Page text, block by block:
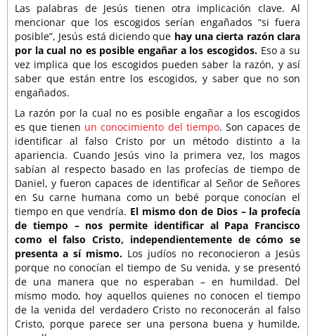
Las palabras de Jesús tienen otra implicación clave. Al
mencionar que los escogidos serían engañados “si fuera
posible”, Jesús está diciendo que hay una cierta razón clara
por la cual no es posible engañar a los escogidos. Eso a su
vez implica que los escogidos pueden saber la razón, y así
saber que están entre los escogidos, y saber que no son
engañados.
La razón por la cual no es posible engañar a los escogidos
es que tienen un conocimiento del tiempo. Son capaces de
identificar al falso Cristo por un método distinto a la
apariencia. Cuando Jesús vino la primera vez, los magos
sabían al respecto basado en las profecías de tiempo de
Daniel, y fueron capaces de identificar al Señor de Señores
en Su carne humana como un bebé porque conocían el
tiempo en que vendría. El mismo don de Dios – la profecía
de tiempo – nos permite identificar al Papa Francisco
como el falso Cristo, independientemente de cómo se
presenta a sí mismo. Los judíos no reconocieron a Jesús
porque no conocían el tiempo de Su venida, y se presentó
de una manera que no esperaban – en humildad. Del
mismo modo, hoy aquellos quienes no conocen el tiempo
de la venida del verdadero Cristo no reconocerán al falso
Cristo, porque parece ser una persona buena y humilde,